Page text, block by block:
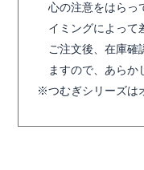
心の注意をはらっ
イミングによって
ご注文後、在庫確
ますので、あらか
つむぎシリーズは